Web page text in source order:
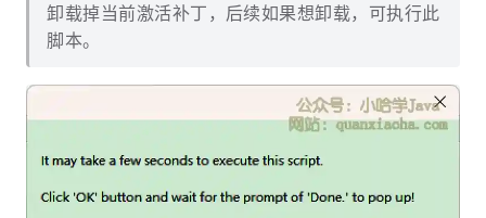
卸载掉当前激活补丁，后续如果想卸载，可执行此
脚本。